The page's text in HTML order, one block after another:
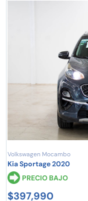
Volkswagen Mocambo
Kia Sportage 2020
PRECIO BAJO
$397,990